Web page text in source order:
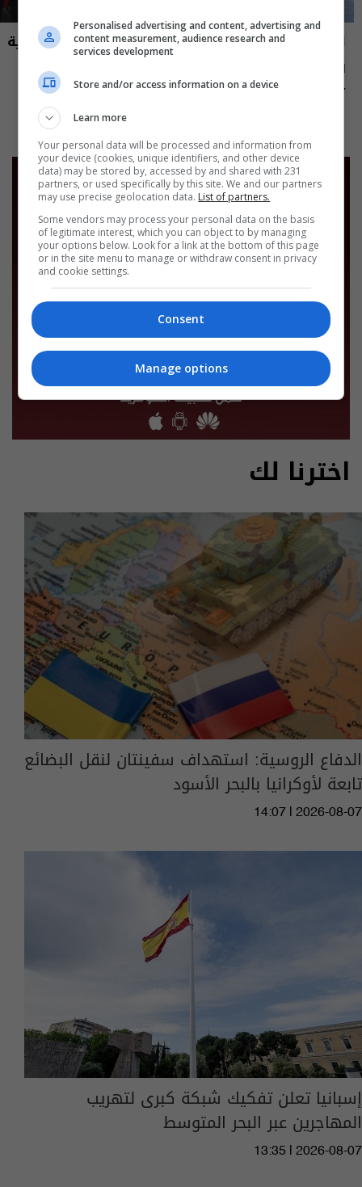
العراق في دقيقة
العراق في دقيقة 07-08-2026 | 2026
13:00 | 2026-08-07
نشرة أخبار السومرية
12:45 | 2026-08-07
اخترنا لك
الدفاع الروسية: استهداف سفينتان لنقل البضائع
تابعة لأوكرانيا بالبحر الأسود
14:07 | 2026-08-07
إسبانيا تعلن تفكيك شبكة كبرى لتهريب
المهاجرين عبر البحر المتوسط
13:35 | 2026-08-07
Personalised advertising and content, advertising and
content measurement, audience research and
services development
Store and/or access information on a device
Learn more
Your personal data will be processed and information from
your device (cookies, unique identifiers, and other device
data) may be stored by, accessed by and shared with 231
partners, or used specifically by this site. We and our partners
may use precise geolocation data. List of partners.
Some vendors may process your personal data on the basis
of legitimate interest, which you can object to by managing
your options below. Look for a link at the bottom of this page
or in the site menu to manage or withdraw consent in privacy
and cookie settings.
Consent
Manage options